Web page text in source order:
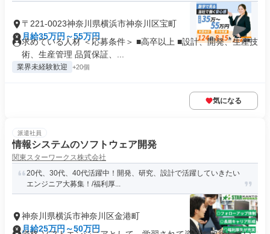
〒221-0023神奈川県横浜市神奈川区宝町
月給35万円～55万円
求めている人材 ＜応募条件＞ ■高卒以上 ■設計、開発、生産技
術、生産管理 品質保証、...
業界未経験歓迎 +20個
気になる
派遣社員
情報システムのソフトウェア開発
関東スターワークス株式会社
20代、30代、40代活躍中！開発、研究、設計で活躍していきたい
エンジニア大募集！/福利厚...
神奈川県横浜市神奈川区金港町
月給25万円～50万円